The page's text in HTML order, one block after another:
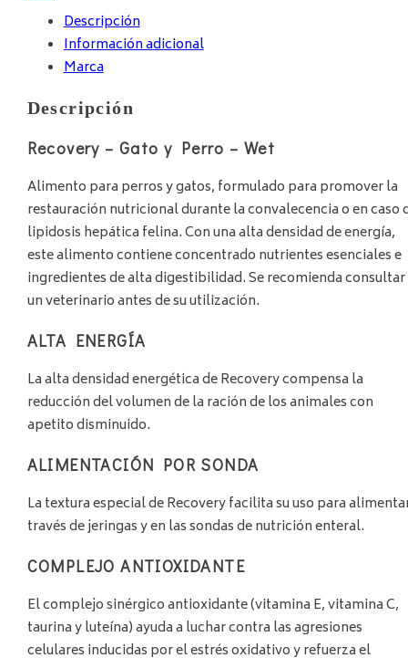
WhatsApp
Descripción
Información adicional
Marca
Descripción
Recovery – Gato y Perro – Wet
Alimento para perros y gatos, formulado para promover la
restauración nutricional durante la convalecencia o en caso
lipidosis hepática felina. Con una alta densidad de energía,
este alimento contiene concentrado nutrientes esenciales e
ingredientes de alta digestibilidad. Se recomienda consultar
un veterinario antes de su utilización.
ALTA ENERGÍA
La alta densidad energética de Recovery compensa la
reducción del volumen de la ración de los animales con
apetito disminuido.
ALIMENTACIÓN POR SONDA
La textura especial de Recovery facilita su uso para
través de jeringas y en las sondas de nutrición enteral.
COMPLEJO ANTIOXIDANTE
El complejo sinérgico antioxidante (vitamina E, vitamina C,
taurina y luteína) ayuda a luchar contra las agresiones
celulares inducidas por el estrés oxidativo y refuerza el